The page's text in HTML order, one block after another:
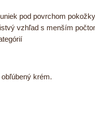
pod povrchom
vzhľad s menším
krém.